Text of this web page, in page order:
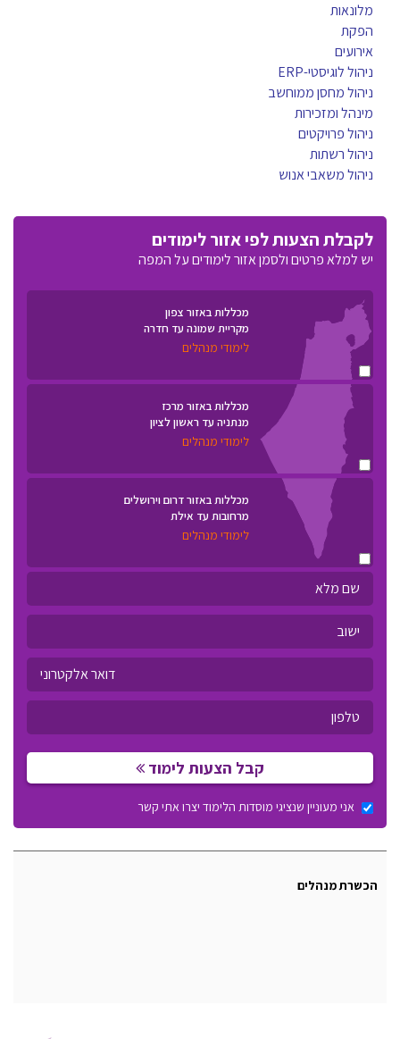
מלונאות
הפקת
אירועים
ניהול לוגיסטי-ERP
ניהול מחסן ממוחשב
מינהל ומזכירות
ניהול פרויקטים
ניהול רשתות
ניהול משאבי אנוש
לקבלת הצעות לפי אזור לימודים
יש למלא פרטים ולסמן אזור לימודים על המפה
מכללות באזור צפון
מקריית שמונה עד חדרה
לימודי מנהלים
מכללות באזור מרכז
מנתניה עד ראשון לציון
לימודי מנהלים
מכללות באזור דרום וירושלים
מרחובות עד אילת
לימודי מנהלים
קבל הצעות לימוד
אני מעוניין שנציגי מוסדות הלימוד יצרו אתי קשר
הכשרת מנהלים